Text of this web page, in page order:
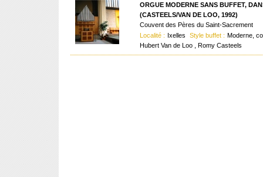
ORGUE MODERNE SANS BUFFET,
(CASTEELS/VAN DE LOO, 1992)
Couvent des Pères du Saint-Sacrement
Localité : Ixelles Style buffet : Moderne,
Hubert Van de Loo , Romy Casteels